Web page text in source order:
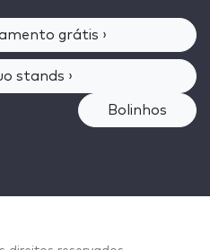
grátis ›
stands ›
Bolinhos